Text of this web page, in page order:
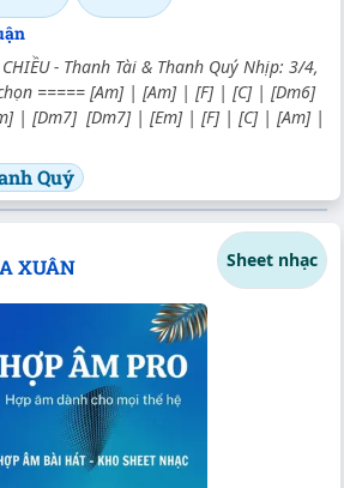
CHIỀU - Thanh Tài & Thanh Quý Nhịp: 3/4,
===== [Am] | [Am] | [F] | [C] | [Dm6]
| [Dm7] [Dm7] | [Em] | [F] | [C] | [Am] |
Quý
XUÂN Sheet nhạc